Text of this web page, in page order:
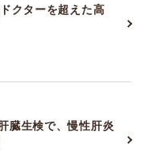
クターを超えた高
臓生検で、慢性肝炎